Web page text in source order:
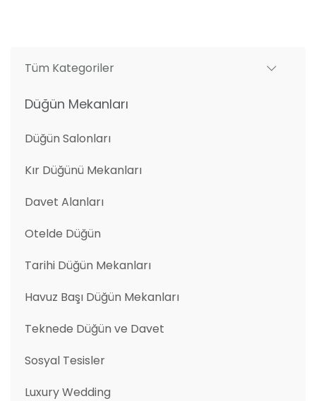
Tüm Kategoriler
Düğün Mekanları
Düğün Salonları
Kır Düğünü Mekanları
Davet Alanları
Otelde Düğün
Tarihi Düğün Mekanları
Havuz Başı Düğün Mekanları
Teknede Düğün ve Davet
Sosyal Tesisler
Luxury Wedding